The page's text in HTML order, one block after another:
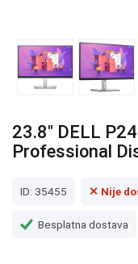
23.8" DELL
Professional
ID: 35455 ✕ Nije
Besplatna dostava